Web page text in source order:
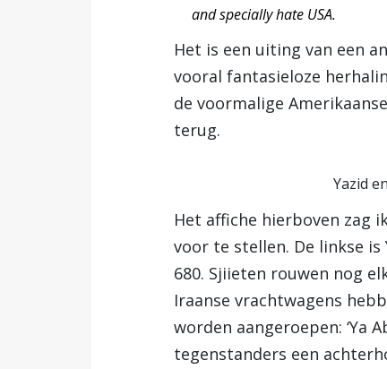
and specially hate USA.
Het is een uiting van een
vooral fantasieloze
de voormalige
terug.
Yazid
Het affiche hierboven zag
voor te stellen. De linkse
680. Sjiieten rouwen nog
Iraanse vrachtwagens
worden aangeroepen: ‘Ya
tegenstanders een